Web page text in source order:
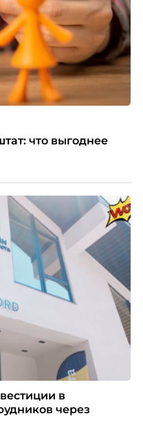
что выгоднее
в
через